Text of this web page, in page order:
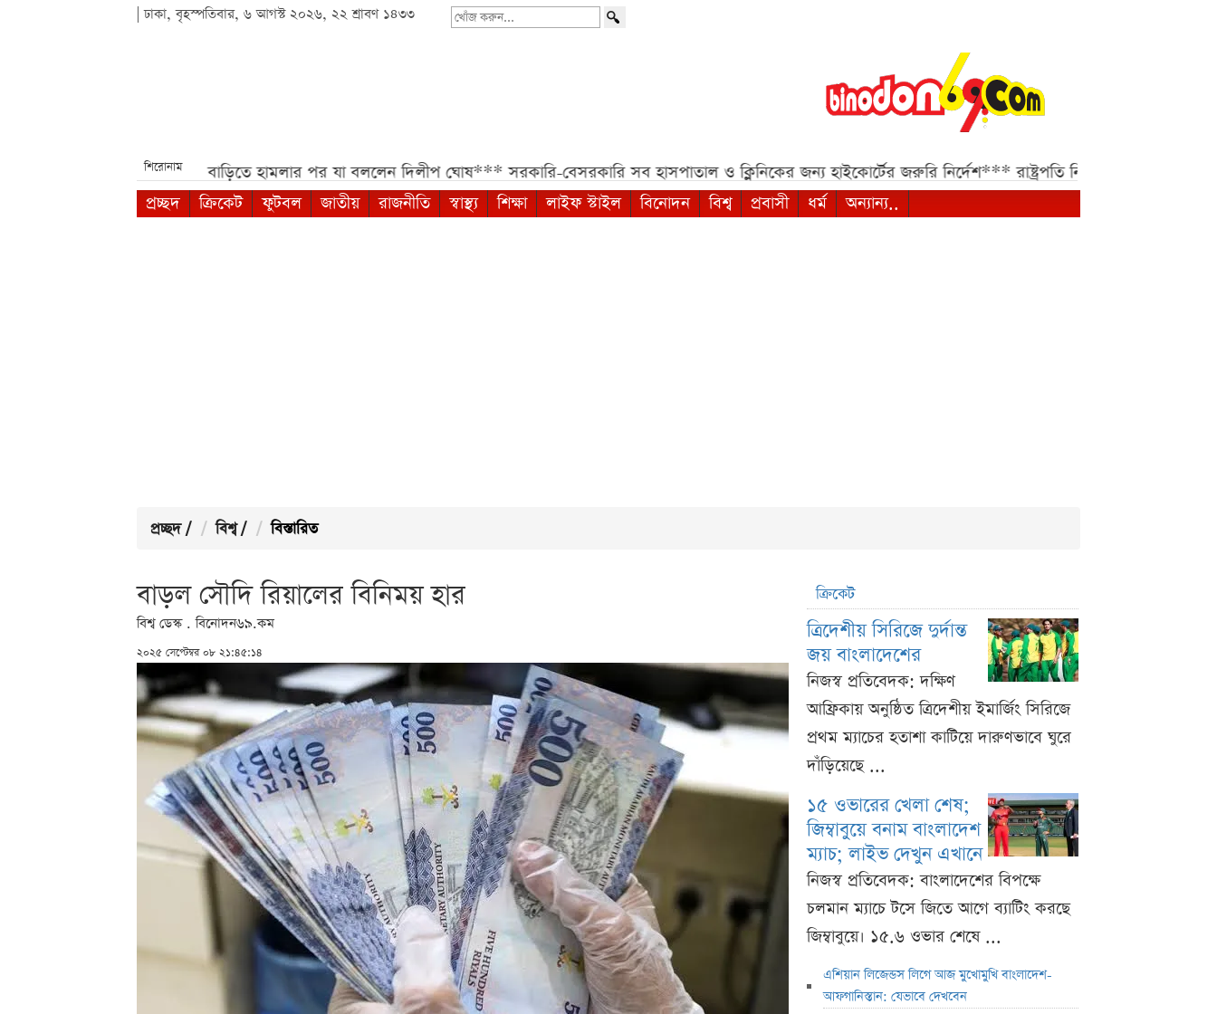
| ঢাকা, বৃহস্পতিবার, ৬ আগস্ট ২০২৬, ২২ শ্রাবণ ১৪৩৩
খোঁজ
শিরোনাম
সাকিবের বাড়িতে হামলার পর যা বললেন দিলীপ ঘোষ*** সরকারি-বেসরকারি সব হাসপাতাল ও ক্লিনিকের জন্য হাইকোর্টের জরুরি নির্দেশ*** রাষ্ট্রপতি নির্বাচন ২০ আগস্ট, প্রার্থী হতে
প্রচ্ছদ
ক্রিকেট ফুটবল জাতীয় রাজনীতি স্বাস্থ্য শিক্ষা লাইফ স্টাইল বিনোদন বিশ্ব প্রবাসী ধর্ম অন্যান্য..
প্রচ্ছদ / বিশ্ব / বিস্তারিত
বাড়ল সৌদি রিয়ালের বিনিময় হার
বিশ্ব ডেস্ক . বিনোদন৬৯.কম
২০২৫ সেপ্টেম্বর ০৮ ২১:৪৫:১৪
ক্রিকেট
ত্রিদেশীয় সিরিজে দুর্দান্ত
জয় বাংলাদেশের
নিজস্ব প্রতিবেদক: দক্ষিণ
আফ্রিকায় অনুষ্ঠিত ত্রিদেশীয় ইমার্জিং সিরিজে
প্রথম ম্যাচের হতাশা কাটিয়ে দারুণভাবে ঘুরে
দাঁড়িয়েছে ...
১৫ ওভারের খেলা শেষ;
জিম্বাবুয়ে বনাম বাংলাদেশ
ম্যাচ; লাইভ দেখুন এখানে
নিজস্ব প্রতিবেদক: বাংলাদেশের বিপক্ষে
চলমান ম্যাচে টসে জিতে আগে ব্যাটিং করছে
জিম্বাবুয়ে। ১৫.৬ ওভার শেষে ...
এশিয়ান লিজেন্ডস লিগে আজ মুখোমুখি বাংলাদেশ-
আফগানিস্তান: যেভাবে দেখবেন